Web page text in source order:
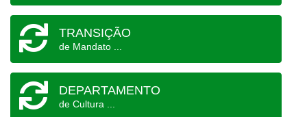
TRANSIÇÃO
de Mandato ...
DEPARTAMENTO
de Cultura ...